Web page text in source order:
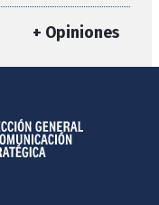
+ Opiniones